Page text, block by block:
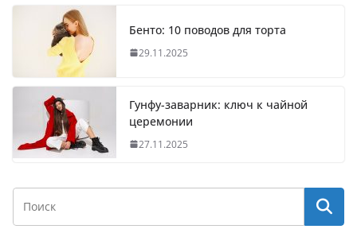
Бенто: 10 поводов для торта
29.11.2025
Гунфу-заварник: ключ к чайной
церемонии
27.11.2025